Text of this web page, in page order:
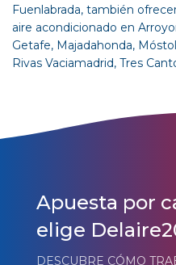
Fuenlabrada, también
aire acondicionado en
Getafe, Majadahonda,
Rivas Vaciamadrid, Tres
Apuesta por
elige
DESCUBRE CÓMO